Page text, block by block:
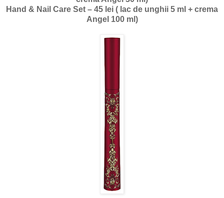
Hand & Nail Care Set – 45 lei ( lac de unghii 5 ml + crema
Angel 100 ml)